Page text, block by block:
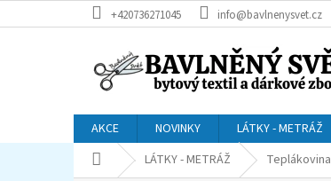
na
+420736271045 info@bavlnenysvet.cz
AKCE NOVINKY LÁTKY - METRÁŽ
Domů LÁTKY - METRÁŽ Teplákovina